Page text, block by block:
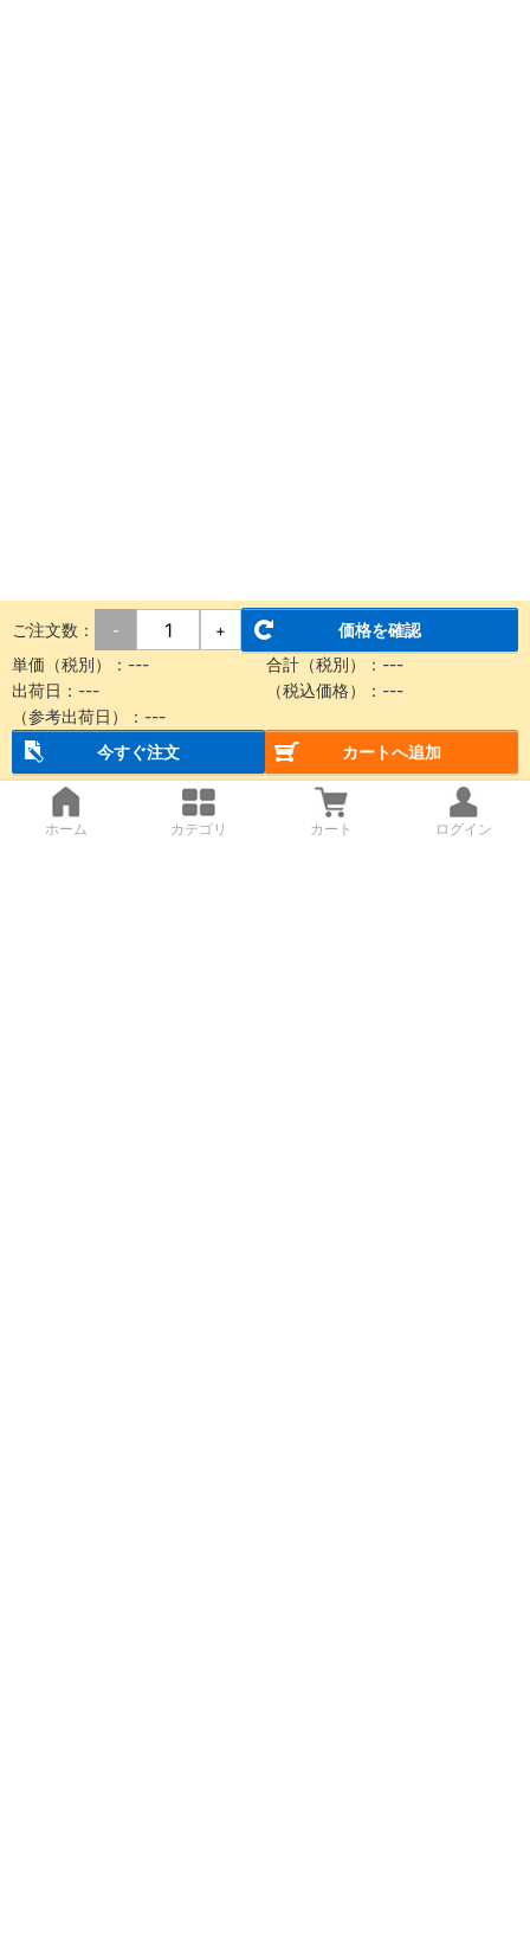
ご注文数： - +
価格を確認
単価（税別）： --- 合計（税別）： ---
出荷日： --- （税込価格）： ---
（参考出荷日）： ---
今すぐ注文
カートへ追加
ホーム カテゴリ カート ログイン